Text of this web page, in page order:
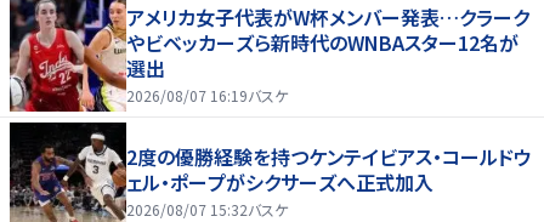
アメリカ女子代表がW杯メンバー発表…クラーク
やビベッカーズら新時代のWNBAスター12名が
選出
2026/08/07 16:19バスケ
2度の優勝経験を持つケンテイビアス・コールドウ
ェル・ポープがシクサーズへ正式加入
2026/08/07 15:32バスケ